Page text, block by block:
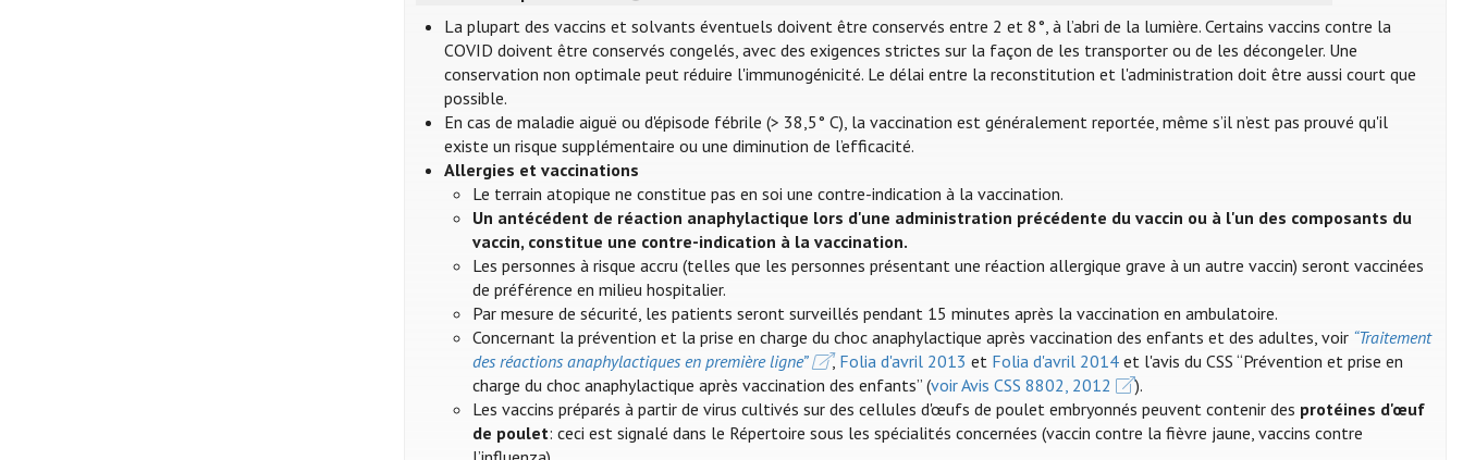
La plupart des vaccins et solvants éventuels doivent être conservés entre 2 et 8°, à l’abri de la lumière. Certains vaccins contre la
COVID doivent être conservés congelés, avec des exigences strictes sur la façon de les transporter ou de les décongeler. Une
conservation non optimale peut réduire l'immunogénicité. Le délai entre la reconstitution et l'administration doit être aussi court que
possible.
En cas de maladie aiguë ou d'épisode fébrile (> 38,5° C), la vaccination est généralement reportée, même s’il n’est pas prouvé qu'il
existe un risque supplémentaire ou une diminution de l’efficacité.
Allergies et vaccinations
Le terrain atopique ne constitue pas en soi une contre-indication à la vaccination.
Un antécédent de réaction anaphylactique lors d'une administration précédente du vaccin ou à l'un des composants du
vaccin, constitue une contre-indication à la vaccination.
Les personnes à risque accru (telles que les personnes présentant une réaction allergique grave à un autre vaccin) seront vaccinées
de préférence en milieu hospitalier.
Par mesure de sécurité, les patients seront surveillés pendant 15 minutes après la vaccination en ambulatoire.
Concernant la prévention et la prise en charge du choc anaphylactique après vaccination des enfants et des adultes, voir “Traitement
des réactions anaphylactiques en première ligne”
, Folia d'avril 2013 et Folia d'avril 2014 et l'avis du CSS “Prévention et prise en
charge du choc anaphylactique après vaccination des enfants” (voir Avis CSS 8802, 2012
).
Les vaccins préparés à partir de virus cultivés sur des cellules d'œufs de poulet embryonnés peuvent contenir des protéines d'œuf
de poulet: ceci est signalé dans le Répertoire sous les spécialités concernées (vaccin contre la fièvre jaune, vaccins contre